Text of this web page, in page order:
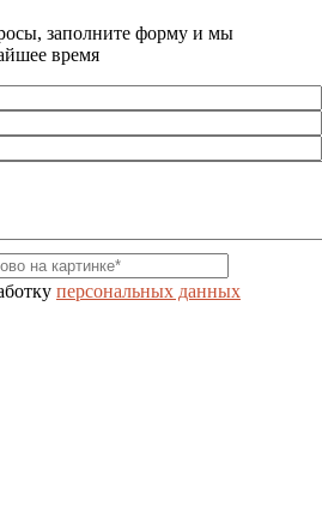
заполните форму и мы
время
персональных данных